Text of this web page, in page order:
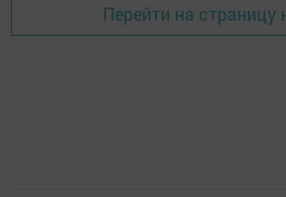
Перейти на страницу